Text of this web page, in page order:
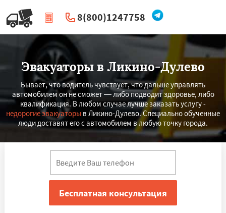
8(800)1247758
| Перезвоните мне
Эвакуаторы в Ликино-Дулево
Бывает, что водитель чувствует, что дальше управлять
автомобилем он не сможет — либо подводит здоровье, либо
квалификация. В любом случае лучше заказать услугу -
недорогие эвакуаторы в Ликино-Дулево. Специально обученные
люди доставят его с автомобилем в любую точку города.